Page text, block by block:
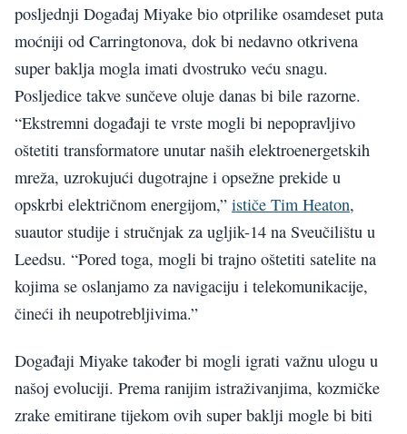
posljednji Događaj Miyake bio otprilike osamdeset puta
moćniji od Carringtonova, dok bi nedavno otkrivena
super baklja mogla imati dvostruko veću snagu.
Posljedice takve sunčeve oluje danas bi bile razorne.
“Ekstremni događaji te vrste mogli bi nepopravljivo
oštetiti transformatore unutar naših elektroenergetskih
mreža, uzrokujući dugotrajne i opsežne prekide u
opskrbi električnom energijom,” ističe Tim Heaton,
suautor studije i stručnjak za ugljik-14 na Sveučilištu u
Leedsu. “Pored toga, mogli bi trajno oštetiti satelite na
kojima se oslanjamo za navigaciju i telekomunikacije,
čineći ih neupotrebljivima.”
Događaji Miyake također bi mogli igrati važnu ulogu u
našoj evoluciji. Prema ranijim istraživanjima, kozmičke
zrake emitirane tijekom ovih super baklji mogle bi biti